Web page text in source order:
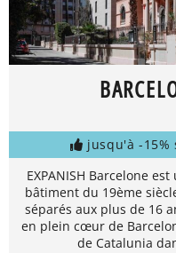
jusqu'à -15%
EXPANISH Barcelone
bâtiment du 19ème
séparés aux plus de 16
en plein cœur de
de Catalunia